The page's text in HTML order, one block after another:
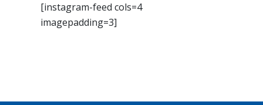
[instagram-feed cols=4
imagepadding=3]